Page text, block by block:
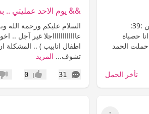
السلام عليكم ورحمة الله وبركاته .. شخباركم ياحلويييييييييييييييين :39:
حصباة
الحمد
تأخر الحمل
&& يوم الاحد عمليتي
السلام عليكم ورحمة الله
عااااااااااااجلا غير آجل
اطفال انابيب ) .. المشكلة
تشوف... المزيد
31
التعليقات إعجاب0